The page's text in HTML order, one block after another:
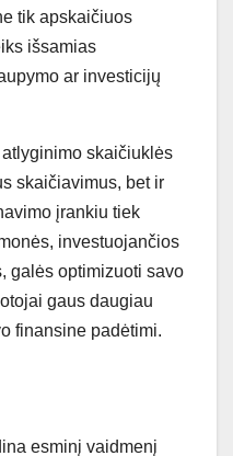
tik apskaičiuos
išsamias
ar investicijų
skaičiuklės
skaičiavimus, bet ir
įrankiu tiek
investuojančios
galės optimizuoti savo
gaus daugiau
finansine padėtimi.
esminį vaidmenį